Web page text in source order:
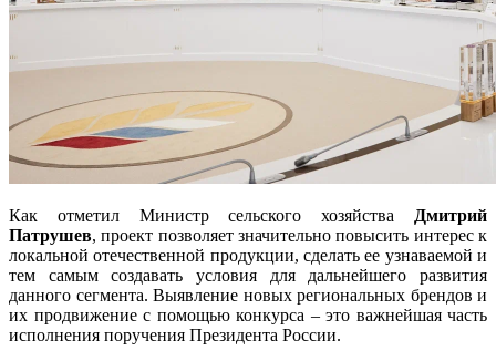
Как отметил Министр сельского хозяйства
Дмитрий
Патрушев, проект позволяет значительно повысить интерес к
локальной отечественной продукции, сделать ее узнаваемой и
тем самым создавать условия для дальнейшего развития
данного сегмента. Выявление новых региональных брендов и
их продвижение с помощью конкурса – это важнейшая часть
исполнения поручения Президента России.